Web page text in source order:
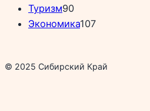
Туризм90
Экономика107
© 2025 Сибирский Край